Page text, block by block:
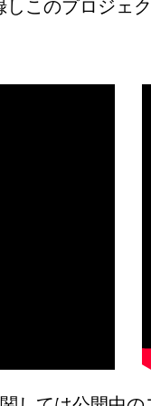
しこのプロジェ